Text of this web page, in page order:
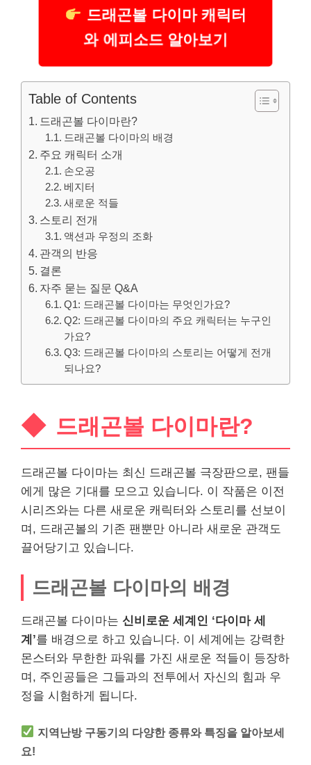
드래곤볼 다이마 캐릭터
와 에피소드 알아보기
Table of Contents
드래곤볼 다이마란?
드래곤볼 다이마의 배경
주요 캐릭터 소개
손오공
베지터
새로운 적들
스토리 전개
액션과 우정의 조화
관객의 반응
결론
자주 묻는 질문 Q&A
Q1: 드래곤볼 다이마는 무엇인가요?
Q2: 드래곤볼 다이마의 주요 캐릭터는 누구인
가요?
Q3: 드래곤볼 다이마의 스토리는 어떻게 전개
되나요?
드래곤볼 다이마란?
드래곤볼 다이마는 최신 드래곤볼 극장판으로, 팬들
에게 많은 기대를 모으고 있습니다. 이 작품은 이전
시리즈와는 다른 새로운 캐릭터와 스토리를 선보이
며, 드래곤볼의 기존 팬뿐만 아니라 새로운 관객도
끌어당기고 있습니다.
드래곤볼 다이마의 배경
드래곤볼 다이마는 신비로운 세계인 ‘다이마 세
계’를 배경으로 하고 있습니다. 이 세계에는 강력한
몬스터와 무한한 파워를 가진 새로운 적들이 등장하
며, 주인공들은 그들과의 전투에서 자신의 힘과 우
정을 시험하게 됩니다.
지역난방 구동기의 다양한 종류와 특징을 알아보세
요!